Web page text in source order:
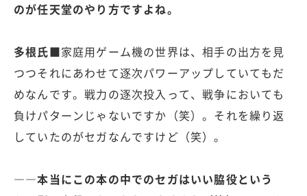
のが任天堂のやり方ですよね。
多根氏■家庭用ゲーム機の世界は、相手の出方を見
つつそれにあわせて逐次パワーアップしていてもだ
めなんです。戦力の逐次投入って、戦争においても
負けパターンじゃないですか（笑）。それを繰り返
していたのがセガなんですけど（笑）。
――本当にこの本の中でのセガはいい脇役という